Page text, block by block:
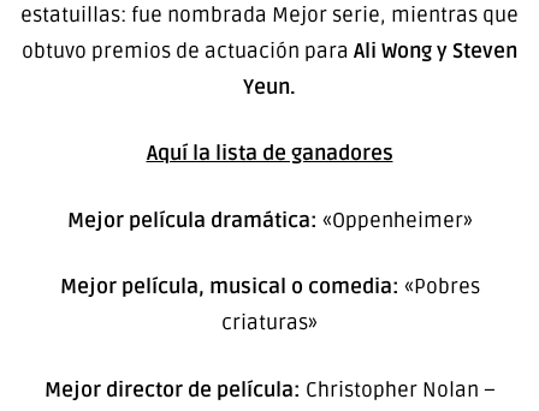
estatuillas: fue nombrada Mejor serie, mientras que
obtuvo premios de actuación para Ali Wong y Steven
Yeun.
Aquí la lista de ganadores
Mejor película dramática: «Oppenheimer»
Mejor película, musical o comedia: «Pobres
criaturas»
Mejor director de película: Christopher Nolan –